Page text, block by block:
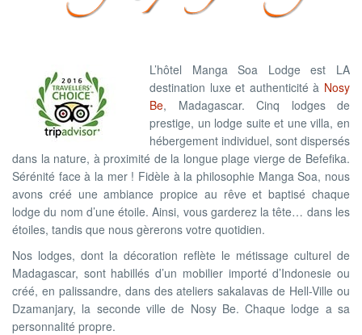
L’hôtel Manga Soa Lodge est LA
destination luxe et authenticité à Nosy
Be, Madagascar. Cinq lodges de
prestige, un lodge suite et une villa, en
hébergement individuel, sont dispersés
dans la nature, à proximité de la longue plage vierge de Befefika.
Sérénité face à la mer ! Fidèle à la philosophie Manga Soa, nous
avons créé une ambiance propice au rêve et baptisé chaque
lodge du nom d’une étoile. Ainsi, vous garderez la tête… dans les
étoiles, tandis que nous gèrerons votre quotidien.
Nos lodges, dont la décoration reflète le métissage culturel de
Madagascar, sont habillés d’un mobilier importé d’Indonesie ou
créé, en palissandre, dans des ateliers sakalavas de Hell-Ville ou
Dzamanjary, la seconde ville de Nosy Be. Chaque lodge a sa
personnalité propre.